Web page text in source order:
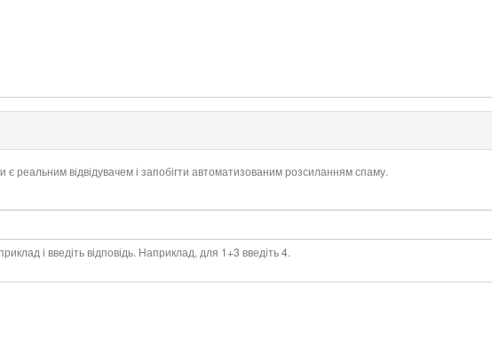
реальним відвідувачем і запобігти автоматизованим розсиланням спаму.
і введіть відповідь. Наприклад, для 1+3 введіть 4.